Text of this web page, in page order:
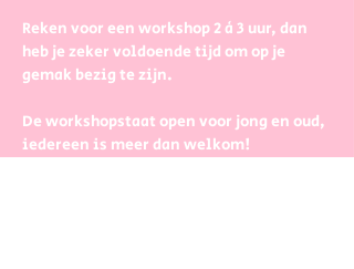
Reken voor een workshop 2 à 3 uur, dan
heb je zeker voldoende tijd om op je
gemak bezig te zijn.
De workshopstaat open voor jong en oud,
iedereen is meer dan welkom!